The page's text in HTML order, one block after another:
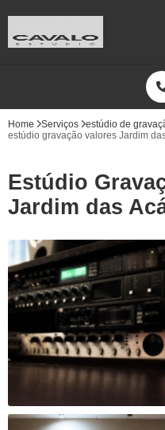
Home Serviços estúdio de
estúdio gravação valores Jardim
Estúdio
Jardim das